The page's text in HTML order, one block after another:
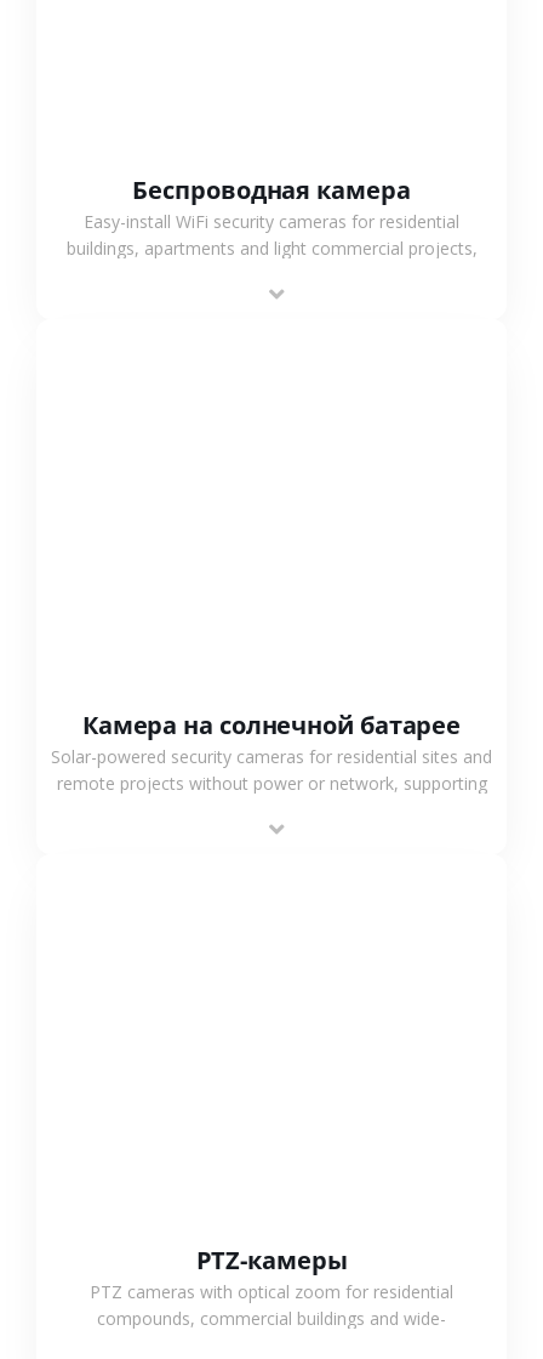
Беспроводная камера
Easy-install WiFi security cameras for residential
buildings, apartments and light commercial projects,
surveillance solutions.
Камера на солнечной батарее
Solar-powered security cameras for residential sites and
remote projects without power or network, supporting
outdoor monitoring.
PTZ-камеры
PTZ cameras with optical zoom for residential
compounds, commercial buildings and wide-